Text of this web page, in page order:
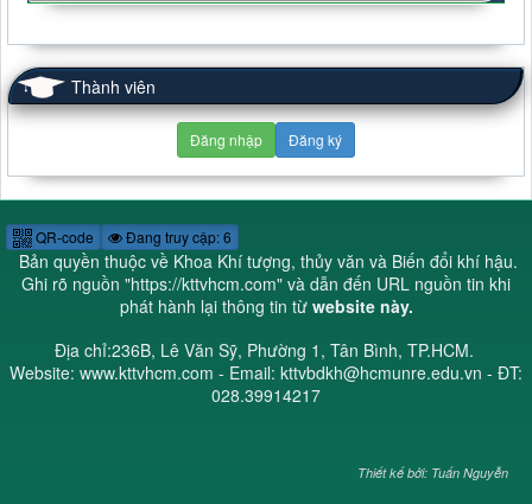
Thành viên
Đăng nhập Đăng ký
QR-code Đang truy cập: 6
Bản quyền thuộc về Khoa Khí tượng, thủy văn và Biến đổi khí hậu.
Ghi rõ nguồn "https://kttvhcm.com" và dẫn đến URL nguồn tin khi
phát hành lại thông tin từ website này.
Địa chỉ:236B, Lê Văn Sỹ, Phường 1, Tân Bình, TP.HCM.
Website: www.kttvhcm.com - Email: kttvbdkh@hcmunre.edu.vn - ĐT:
028.39914217
Thiết kế bởi: Tuấn Nguyễn